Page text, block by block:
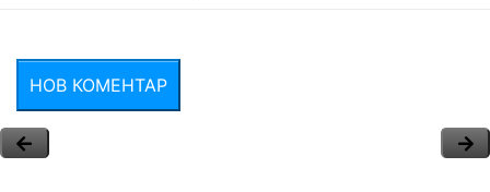
НОВ КОМЕНТАР